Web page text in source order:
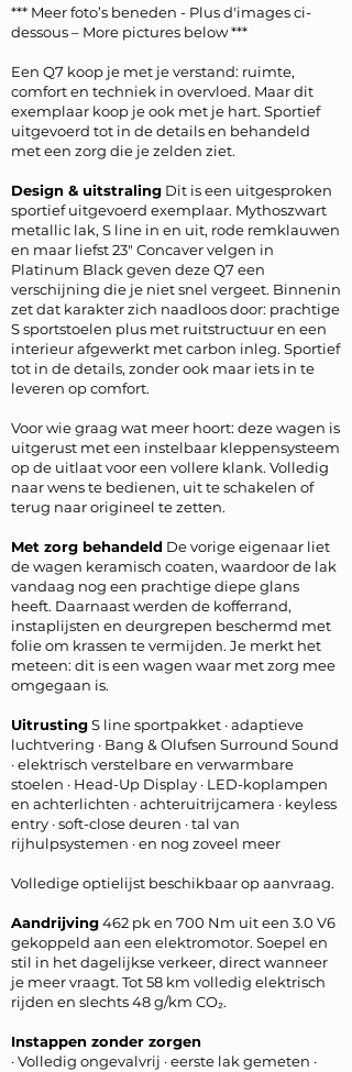
*** Meer foto’s beneden - Plus d'images ci-
dessous – More pictures below ***
Een Q7 koop je met je verstand: ruimte,
comfort en techniek in overvloed. Maar dit
exemplaar koop je ook met je hart. Sportief
uitgevoerd tot in de details en behandeld
met een zorg die je zelden ziet.
Design & uitstraling Dit is een uitgesproken
sportief uitgevoerd exemplaar. Mythoszwart
metallic lak, S line in en uit, rode remklauwen
en maar liefst 23" Concaver velgen in
Platinum Black geven deze Q7 een
verschijning die je niet snel vergeet. Binnenin
zet dat karakter zich naadloos door: prachtige
S sportstoelen plus met ruitstructuur en een
interieur afgewerkt met carbon inleg. Sportief
tot in de details, zonder ook maar iets in te
leveren op comfort.
Voor wie graag wat meer hoort: deze wagen is
uitgerust met een instelbaar kleppensysteem
op de uitlaat voor een vollere klank. Volledig
naar wens te bedienen, uit te schakelen of
terug naar origineel te zetten.
Met zorg behandeld De vorige eigenaar liet
de wagen keramisch coaten, waardoor de lak
vandaag nog een prachtige diepe glans
heeft. Daarnaast werden de kofferrand,
instaplijsten en deurgrepen beschermd met
folie om krassen te vermijden. Je merkt het
meteen: dit is een wagen waar met zorg mee
omgegaan is.
UitrustingS line sportpakket · adaptieve
luchtvering · Bang & Olufsen Surround Sound
· elektrisch verstelbare en verwarmbare
stoelen · Head-Up Display · LED-koplampen
en achterlichten · achteruitrijcamera · keyless
entry · soft-close deuren · tal van
rijhulpsystemen · en nog zoveel meer
Volledige optielijst beschikbaar op aanvraag.
Aandrijving462 pk en 700 Nm uit een 3.0 V6
gekoppeld aan een elektromotor. Soepel en
stil in het dagelijkse verkeer, direct wanneer
je meer vraagt. Tot 58 km volledig elektrisch
rijden en slechts 48 g/km CO₂.
Instappen zonder zorgen
· Volledig ongevalvrij · eerste lak gemeten ·